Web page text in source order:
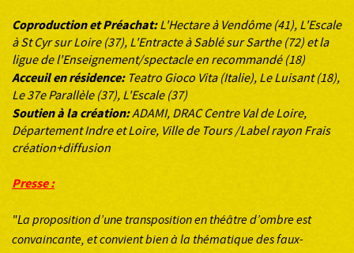
Coproduction et Préachat:L'Hectare à Vendôme (41), L'Escale
à St Cyr sur Loire (37), L'Entracte à Sablé sur Sarthe (72) et la
ligue de l'Enseignement/spectacle en recommandé (18)
Acceuil en résidence:Teatro Gioco Vita (Italie), Le Luisant (18),
Le 37e Parallèle (37), L'Escale (37)
Soutien à la création:ADAMI, DRAC Centre Val de Loire,
Département Indre et Loire, Ville de Tours /Label rayon Frais
création+diffusion
Presse :
"La proposition d’une transposition en théâtre d’ombre est
convaincante, et convient bien à la thématique des faux-